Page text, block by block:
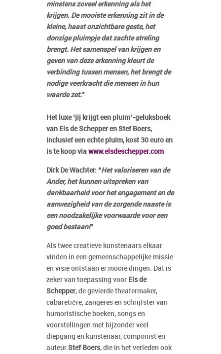
minstens zoveel erkenning als het
krijgen. De mooiste erkenning zit in de
kleine, haast onzichtbare geste, het
donzige pluimpje dat zachte streling
brengt. Het samenspel van krijgen en
geven van deze erkenning kleurt de
verbinding tussen mensen, het brengt de
nodige veerkracht die mensen in hun
waarde zet.”
Het luxe ‘jij krijgt een pluim’-geluksboek
van Els de Schepper en Stef Boers,
inclusief een echte pluim, kost 30 euro en
is te koop via www.elsdeschepper.com
Dirk De Wachter: “Het valoriseren van de
Ander, het kunnen uitspreken van
dankbaarheid voor het engagement en de
aanwezigheid van de zorgende naaste is
een noodzakelijke voorwaarde voor een
goed bestaan!”
Als twee creatieve kunstenaars elkaar
vinden in een gemeenschappelijke missie
en visie ontstaan er mooie dingen. Dat is
zeker van toepassing voor Els de
Schepper, de gevierde theatermaker,
cabaretière, zangeres en schrijfster van
humoristische boeken, songs en
voorstellingen met bijzonder veel
diepgang en kunstenaar, componist en
auteur Stef Boers, die in het verleden ook